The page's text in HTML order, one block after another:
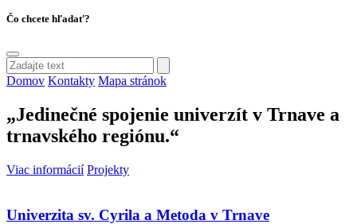
Čo chcete hľadať?
Domov Kontakty Mapa stránok
„Jedinečné spojenie univerzít v Trnave a
trnavského regiónu.“
Viac informácií Projekty
Univerzita sv. Cyrila a Metoda v Trnave